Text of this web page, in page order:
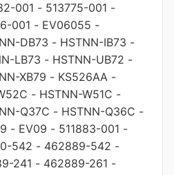
001 - 513775-001 -
001 - EV06055 -
DB73 - HSTNN-IB73 -
LB73 - HSTNN-UB72 -
XB79 - KS526AA -
- HSTNN-W51C -
Q37C - HSTNN-Q36C -
- EV09 - 511883-001 -
542 - 462889-542 -
241 - 462889-261 -